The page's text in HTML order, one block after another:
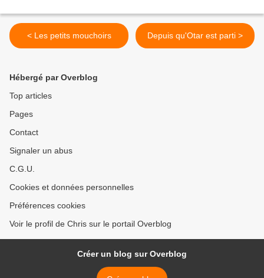
< Les petits mouchoirs Depuis qu'Otar est parti >
Hébergé par Overblog
Top articles
Pages
Contact
Signaler un abus
C.G.U.
Cookies et données personnelles
Préférences cookies
Voir le profil de Chris sur le portail Overblog
Créer un blog sur Overblog